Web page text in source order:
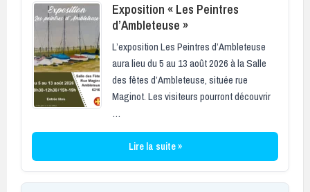
Exposition « Les Peintres
d’Ambleteuse »
L’exposition Les Peintres d’Ambleteuse
aura lieu du 5 au 13 août 2026 à la Salle
des fêtes d’Ambleteuse, située rue
Maginot. Les visiteurs pourront découvrir
…
Lire la suite »